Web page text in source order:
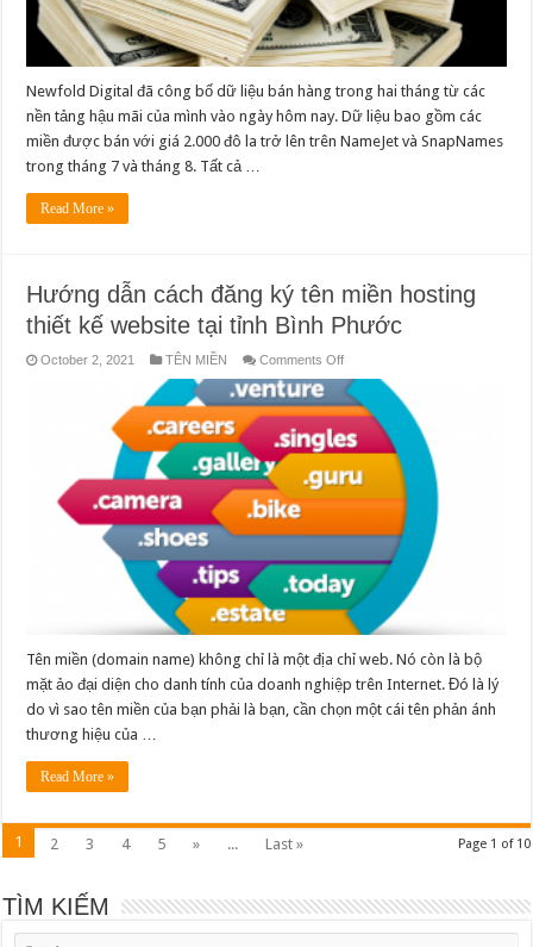
Newfold Digital đã công bố dữ liệu bán hàng trong hai tháng từ các
nền tảng hậu mãi của mình vào ngày hôm nay. Dữ liệu bao gồm các
miền được bán với giá 2.000 đô la trở lên trên NameJet và SnapNames
trong tháng 7 và tháng 8. Tất cả …
Read More »
Hướng dẫn cách đăng ký tên miền hosting
thiết kế website tại tỉnh Bình Phước
October 2, 2021 TÊN MIỀN Comments Offon
dẫn
cách
đăng
ký
tên
hosting
thiết
kế
Bình
Phước
Tên miền (domain name) không chỉ là một địa chỉ web. Nó còn là bộ
mặt ảo đại diện cho danh tính của doanh nghiệp trên Internet. Đó là lý
do vì sao tên miền của bạn phải là bạn, cần chọn một cái tên phản ánh
thương hiệu của …
Read More »
Page 1 of 10
1 2 3 4 5 » ... Last »
TÌM KIẾM